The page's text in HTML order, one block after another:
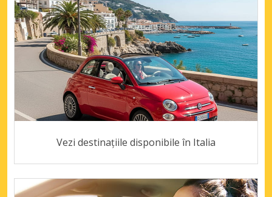
Vezi destinațiile disponibile în Italia